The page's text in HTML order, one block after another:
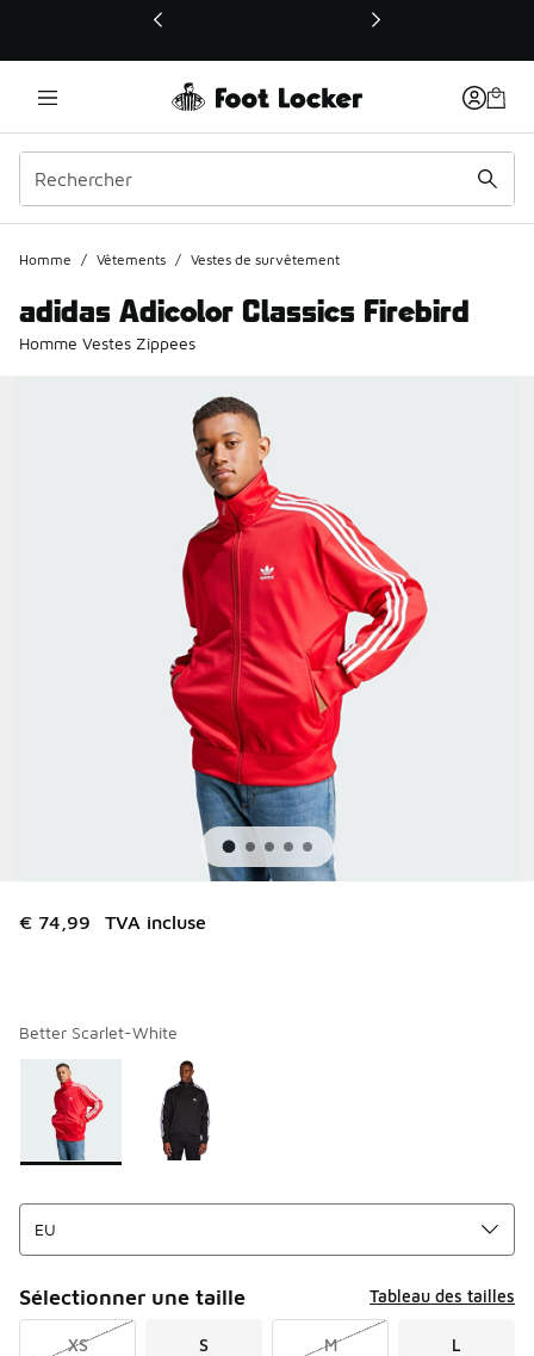
Ce lien ouvrira une nouvelle fenêtre
Homme / Vêtements / Vestes de survêtement
adidas Adicolor Classics Firebird
Homme Vestes Zippees
€ 74,99 TVA incluse
Better Scarlet-White
Page 1 sur 1 affichant 1 à 2 des 2 couleurs.
Merci de sélectionner un style
Sélectionner une taille Tableau des tailles
XS S M L